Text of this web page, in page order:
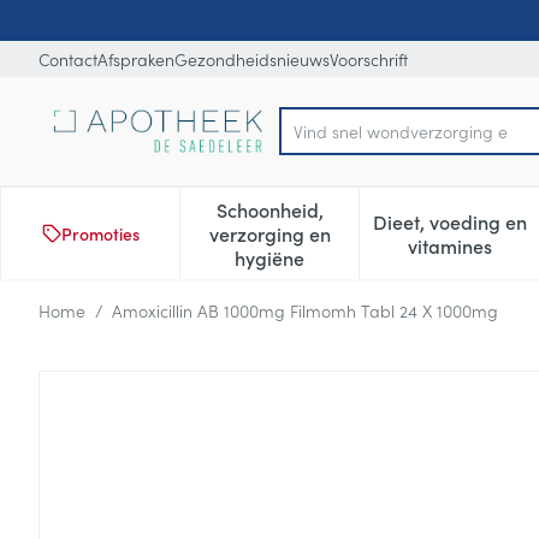
ContactAfsprakenGezondheidsnieuwsVoorschrift
Product, merk, categorie...
Vind sne
Promoties
Schoonheid,
verzorging en
hygiëne
Toon submenu voor
Dieet, voeding en
vitamines
Toon
Home / Amoxicillin AB 1000mg Filmomh Tabl 24 X 1000mg
Amoxicillin AB 1000mg